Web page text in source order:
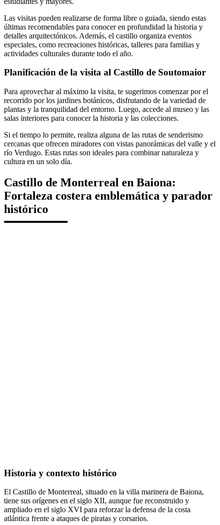
Las visitas pueden realizarse de forma libre o guiada, siendo estas
últimas recomendables para conocer en profundidad la historia y
detalles arquitectónicos. Además, el castillo organiza eventos
especiales, como recreaciones históricas, talleres para familias y
actividades culturales durante todo el año.
Planificación de la visita al Castillo de Soutomaior
Para aprovechar al máximo la visita, te sugerimos comenzar por el
recorrido por los jardines botánicos, disfrutando de la variedad de
plantas y la tranquilidad del entorno. Luego, accede al museo y las
salas interiores para conocer la historia y las colecciones.
Si el tiempo lo permite, realiza alguna de las rutas de senderismo
cercanas que ofrecen miradores con vistas panorámicas del valle y el
río Verdugo. Estas rutas son ideales para combinar naturaleza y
cultura en un solo día.
Castillo de Monterreal en Baiona:
Fortaleza costera emblemática y parador
histórico
Historia y contexto histórico
El Castillo de Monterreal, situado en la villa marinera de Baiona,
tiene sus orígenes en el siglo XII, aunque fue reconstruido y
ampliado en el siglo XVI para reforzar la defensa de la costa
atlántica frente a ataques de piratas y corsarios.